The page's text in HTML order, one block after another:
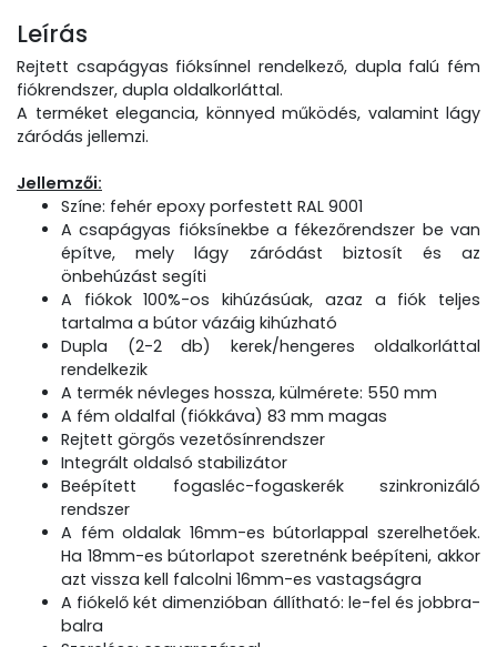
Leírás
Rejtett csapágyas fióksínnel rendelkező, dupla falú fém
fiókrendszer, dupla oldalkorláttal.
A terméket elegancia, könnyed működés, valamint lágy
záródás jellemzi.
Jellemzői:
Színe: fehér epoxy porfestett RAL 9001
A csapágyas fióksínekbe a fékezőrendszer be van
építve, mely lágy záródást biztosít és az
önbehúzást segíti
A fiókok 100%-os kihúzásúak, azaz a fiók teljes
tartalma a bútor vázáig kihúzható
Dupla (2-2 db) kerek/hengeres oldalkorláttal
rendelkezik
A termék névleges hossza, külmérete: 550 mm
A fém oldalfal (fiókkáva) 83 mm magas
Rejtett görgős vezetősínrendszer
Integrált oldalsó stabilizátor
Beépített fogasléc-fogaskerék szinkronizáló
rendszer
A fém oldalak 16mm-es bútorlappal szerelhetőek.
Ha 18mm-es bútorlapot szeretnénk beépíteni, akkor
azt vissza kell falcolni 16mm-es vastagságra
A fiókelő két dimenzióban állítható: le-fel és jobbra-
balra